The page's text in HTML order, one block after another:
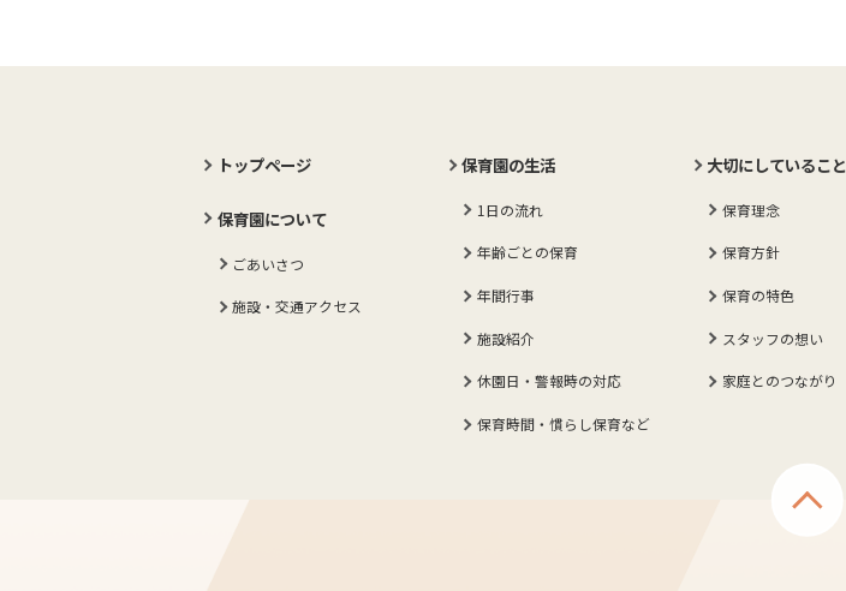
トップページ
保育園について
ごあいさつ
施設・交通アクセス
保育園の生活
1日の流れ
年齢ごとの保育
年間行事
施設紹介
休園日・警報時の対応
保育時間・慣らし保育など
大切にしていること
保育理念
保育方針
保育の特色
スタッフの想い
家庭とのつながり